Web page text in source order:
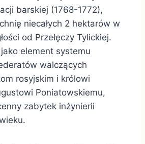
barskiej (1768-1772),
niecałych 2 hektarów w
od Przełęczy Tylickiej.
element systemu
walczących
rosyjskim i królowi
Poniatowskiemu,
zabytek inżynierii